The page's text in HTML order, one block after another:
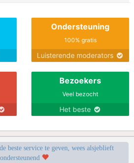
Ondersteuning
100% gratis
Luisterende moderators
Bezoekers
Veel bezocht
Het beste
beste service te geven, wees alsjeblieft
ondersteunend